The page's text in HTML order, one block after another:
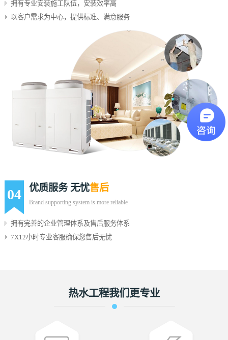
拥有专业安装施工队伍，安装效率高
以客户需求为中心，提供标准、满意服务
04 优质服务 无忧售后
Brand supporting system is more reliable
拥有完善的企业管理体系及售后服务体系
7X12小时专业客服确保您售后无忧
热水工程我们更专业